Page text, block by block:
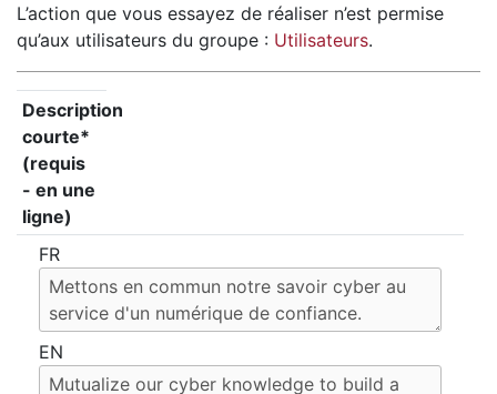
L’action que vous essayez de réaliser n’est permise
qu’aux utilisateurs du groupe : Utilisateurs.
Description
courte*
(requis
- en une
ligne)
FR
EN